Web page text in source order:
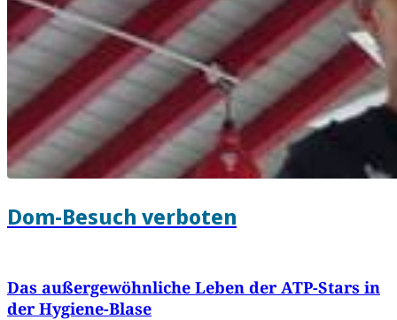
Dom-Besuch verboten
Das außergewöhnliche Leben der ATP-Stars in
der Hygiene-Blase